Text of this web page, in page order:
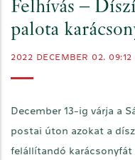
Felhívás –
palota
2022 DECEMBER 02. 09:12
December 13-ig várja a
postai úton azokat a
felállítandó karácsonyfát